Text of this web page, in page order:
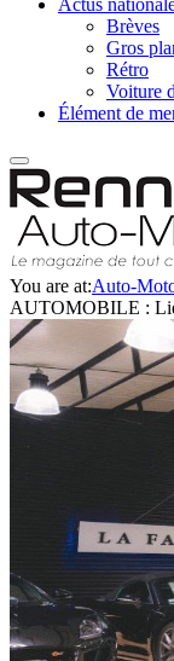
Actus
Brèves
Gros
Rétro
Voiture
Élément de
You are at:Auto-
AUTOMOBILE :